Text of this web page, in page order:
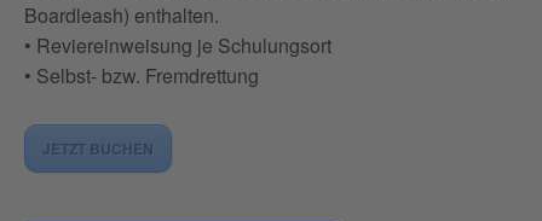
Boardleash) enthalten.
• Reviereinweisung je Schulungsort
• Selbst- bzw. Fremdrettung
JETZT BUCHEN